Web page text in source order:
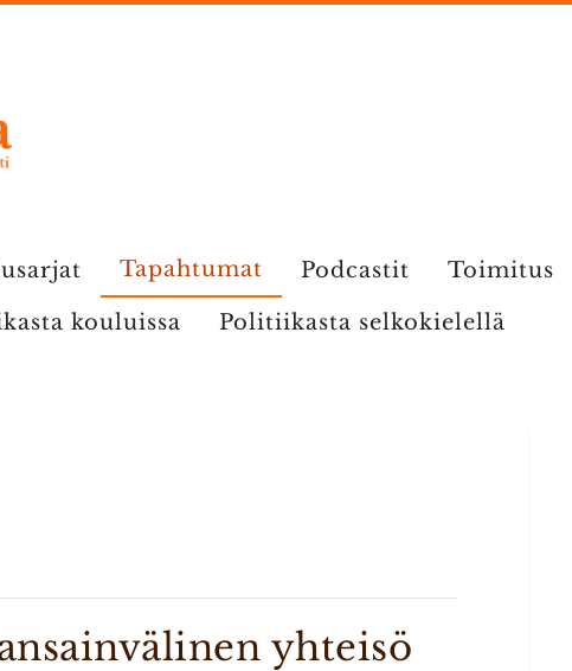
Tapahtumat Podcastit Toimitus
kouluissa Politiikasta selkokielellä
yhteisö